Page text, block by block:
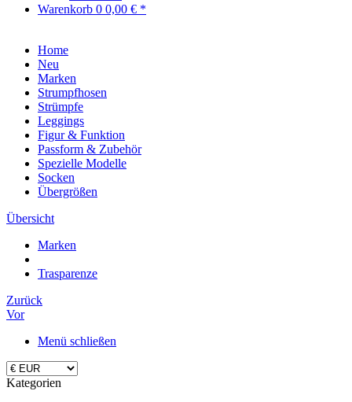
Warenkorb 0 0,00 € *
Home
Neu
Marken
Strumpfhosen
Strümpfe
Leggings
Figur & Funktion
Passform & Zubehör
Spezielle Modelle
Socken
Übergrößen
Übersicht
Marken
Trasparenze
Zurück
Vor
Menü schließen
Kategorien